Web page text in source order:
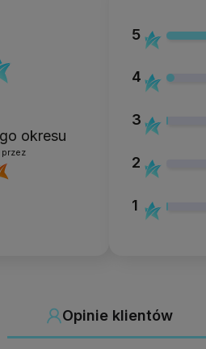
Plaisir puder sypki nr 1 Karaja
okresu
5
4
3
2
1
Opinie klientów